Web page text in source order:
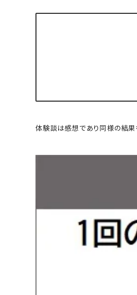
体験談は感想であり同様の結果